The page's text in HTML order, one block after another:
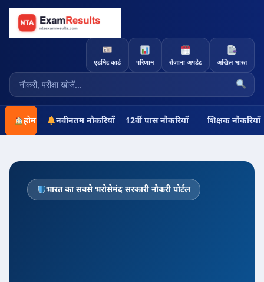
एडमिट कार्ड परिणाम रोज़ाना अपडेट अखिल भारत
होम नवीनतम नौकरियाँ 12वीं पास नौकरियाँ शिक्षक नौकरियाँ
भारत का सबसे भरोसेमंद सरकारी नौकरी पोर्टल